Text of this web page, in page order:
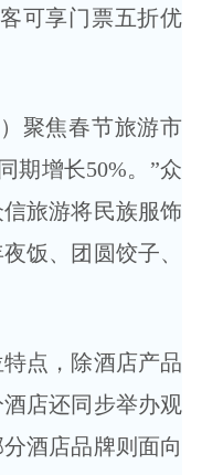
可享门票五折优
聚焦春节旅游市
期增长50%。”众
旅游将民族服饰
饭、团圆饺子、
点，除酒店产品
店还同步举办观
酒店品牌则面向